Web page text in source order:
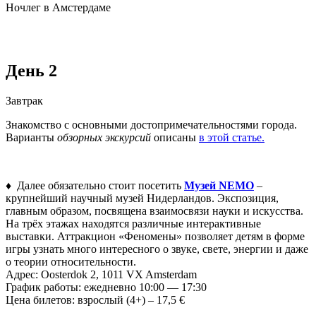
Ночлег в Амстердаме
День 2
Завтрак
Знакомство с основными достопримечательностями города.
Варианты обзорных экскурсий описаны в этой статье.
♦ Далее обязательно стоит посетить Музей NEMO –
крупнейший научный музей Нидерландов. Экспозиция,
главным образом, посвящена взаимосвязи науки и искусства.
На трёх этажах находятся различные интерактивные
выставки. Аттракцион «Феномены» позволяет детям в форме
игры узнать много интересного о звуке, свете, энергии и даже
о теории относительности.
Адрес: Oosterdok 2, 1011 VX Amsterdam
График работы: ежедневно 10:00 — 17:30
Цена билетов: взрослый (4+) – 17,5 €